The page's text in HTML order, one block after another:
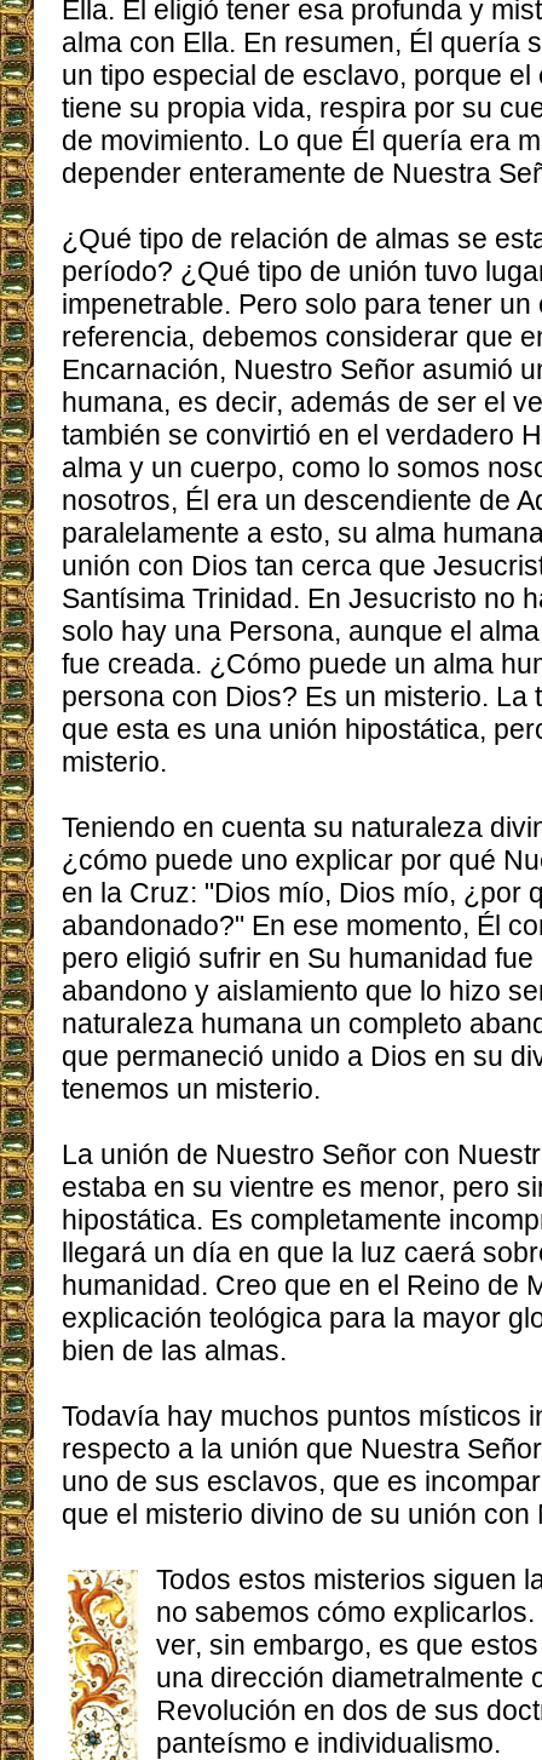
Ella. Él eligió tener esa profunda y
alma con Ella. En resumen, Él quería
un tipo especial de esclavo, porque el
tiene su propia vida, respira por su
de movimiento. Lo que Él quería era
depender enteramente de Nuestra
¿Qué tipo de relación de almas se
período? ¿Qué tipo de unión tuvo
impenetrable. Pero solo para tener un
referencia, debemos considerar que
Encarnación, Nuestro Señor asumió
humana, es decir, además de ser el
también se convirtió en el verdadero
alma y un cuerpo, como lo somos
nosotros, Él era un descendiente de
paralelamente a esto, su alma
unión con Dios tan cerca que
Santísima Trinidad. En Jesucristo no
solo hay una Persona, aunque el
fue creada. ¿Cómo puede un alma
persona con Dios? Es un misterio. La
que esta es una unión hipostática,
misterio.
Teniendo en cuenta su naturaleza
¿cómo puede uno explicar por qué
en la Cruz: "Dios mío, Dios mío, ¿por
abandonado?" En ese momento, Él
pero eligió sufrir en Su humanidad
abandono y aislamiento que lo hizo
naturaleza humana un completo
que permaneció unido a Dios en su
tenemos un misterio.
La unión de Nuestro Señor con
estaba en su vientre es menor, pero
hipostática. Es completamente
llegará un día en que la luz caerá
humanidad. Creo que en el Reino de
explicación teológica para la mayor
bien de las almas.
Todavía hay muchos puntos místicos
respecto a la unión que Nuestra
uno de sus esclavos, que es
que el misterio divino de su unión con
Todos estos misterios siguen
no sabemos cómo
ver, sin embargo, es que
una dirección diametralmente
Revolución en dos de sus
panteísmo e individualismo.